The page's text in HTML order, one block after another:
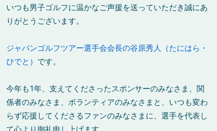
いつも男子ゴルフに温かなご声援を送っていただき誠にあ
りがとうございます。
ジャパンゴルフツアー選手会会長の谷原秀人（たにはら・
ひでと） です。
今年も1年、支えてくださったスポンサーのみなさま、関
係者のみなさま、ボランティアのみなさまと、いつも変わ
らず応援してくださるファンのみなさまに、選手を代表し